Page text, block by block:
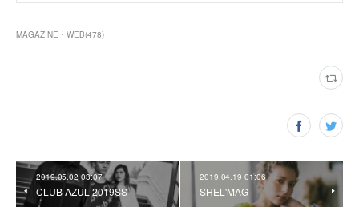
MAGAZINE・WEB(478)
2019.05.02 03:07
CLUB AZUL 2019SS
2019.04.19 01:06
SHEL'MAG